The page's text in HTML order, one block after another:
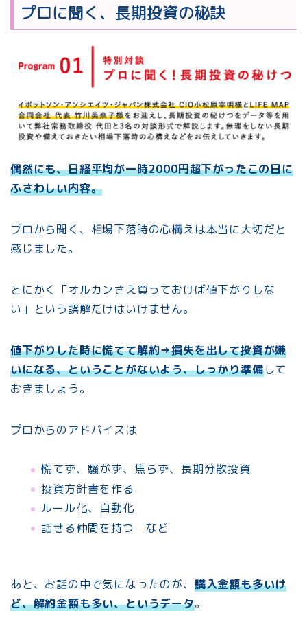
プロに聞く、長期投資の秘訣
偶然にも、日経平均が一時2000円超下がったこの日に
ふさわしい内容。
プロから聞く、相場下落時の心構えは本当に大切だと
感じました。
とにかく「オルカンさえ買っておけば値下がりしな
い」という誤解だけはいけません。
値下がりした時に慌てて解約→損失を出して投資が嫌
いになる、ということがないよう、しっかり準備して
おきましょう。
プロからのアドバイスは
慌てず、騒がず、焦らず、長期分散投資
投資方針書を作る
ルール化、自動化
話せる仲間を持つ など
あと、お話の中で気になったのが、 購入金額も多いけ
ど、解約金額も多い、というデータ。